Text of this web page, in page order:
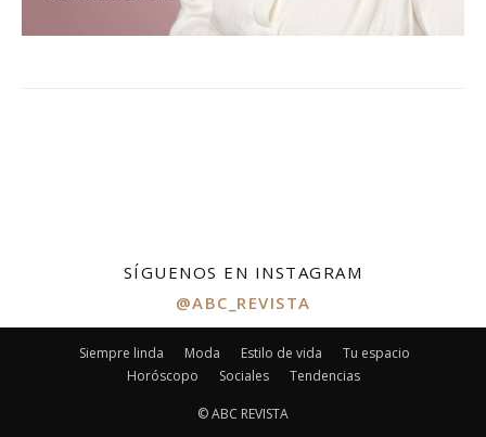
SÍGUENOS EN INSTAGRAM
@ABC_REVISTA
Siempre linda Moda Estilo de vida
Tu espacio
Horóscopo
Sociales Tendencias
© ABC REVISTA